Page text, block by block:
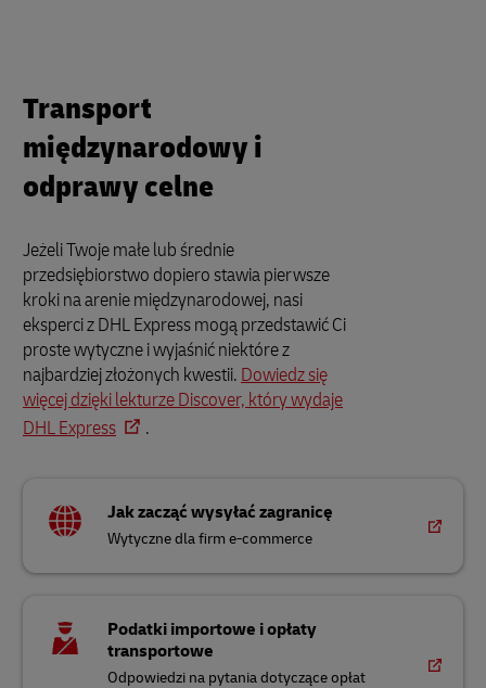
Transport
międzynarodowy i
odprawy celne
Jeżeli Twoje małe lub średnie
przedsiębiorstwo dopiero stawia pierwsze
kroki na arenie międzynarodowej, nasi
eksperci z DHL Express mogą przedstawić Ci
proste wytyczne i wyjaśnić niektóre z
najbardziej złożonych kwestii. Dowiedz się
więcej dzięki lekturze Discover, który wydaje
DHL Express
.
Jak zacząć wysyłać zagranicę
Wytyczne dla firm e-commerce
Podatki importowe i opłaty
transportowe
Odpowiedzi na pytania dotyczące opłat